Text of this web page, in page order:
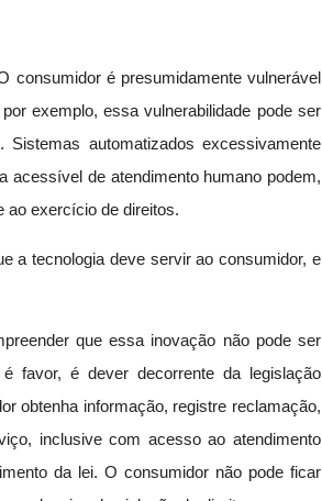
consumidor é presumidamente vulnerável
exemplo, essa vulnerabilidade pode ser
Sistemas automatizados excessivamente
acessível de atendimento humano podem,
ao exercício de direitos.
a tecnologia deve servir ao consumidor, e
que essa inovação não pode ser
favor, é dever decorrente da legislação
obtenha informação, registre reclamação,
inclusive com acesso ao atendimento
da lei. O consumidor não pode ficar